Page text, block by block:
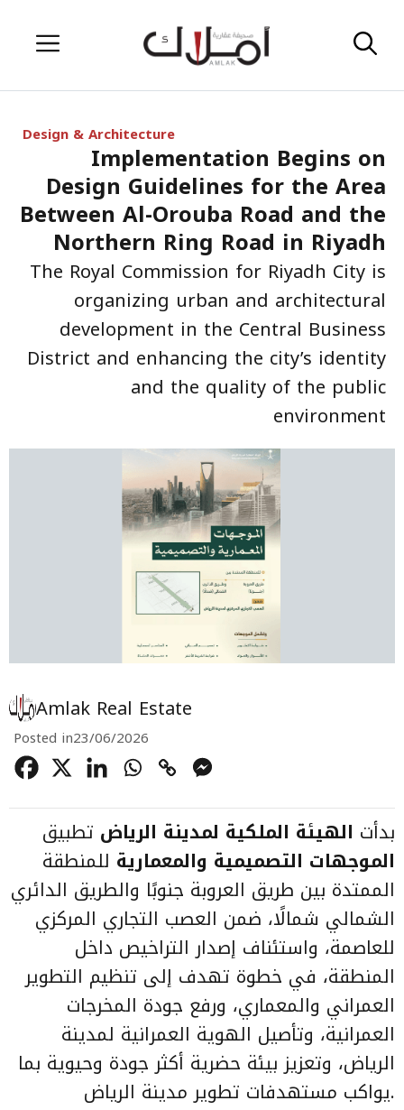
Menu
Design & Architecture
Implementation Begins on
Design Guidelines for the Area
Between Al-Orouba Road and the
Northern Ring Road in Riyadh
The Royal Commission for Riyadh City is
organizing urban and architectural
development in the Central Business
District and enhancing the city’s identity
and the quality of the public
environment
Amlak Real Estate
Posted in23/06/2026
بدأت الهيئة الملكية لمدينة الرياض تطبيق
الموجهات التصميمية والمعمارية للمنطقة
الممتدة بين طريق العروبة جنوبًا والطريق الدائري
الشمالي شمالًا، ضمن العصب التجاري المركزي
للعاصمة، واستئناف إصدار التراخيص داخل
المنطقة، في خطوة تهدف إلى تنظيم التطوير
العمراني والمعماري، ورفع جودة المخرجات
العمرانية، وتأصيل الهوية العمرانية لمدينة
الرياض، وتعزيز بيئة حضرية أكثر جودة وحيوية بما
يواكب مستهدفات تطوير مدينة الرياض.